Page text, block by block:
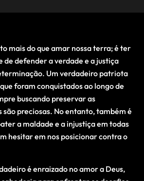
mais do que amar nossa terra; é ter
de defender a verdade e a justiça
Um verdadeiro patriota
foram conquistados ao longo de
buscando preservar as
são preciosas. No entanto, também é
a maldade e a injustiça em todas
hesitar em nos posicionar contra o
é enraizado no amor a Deus,